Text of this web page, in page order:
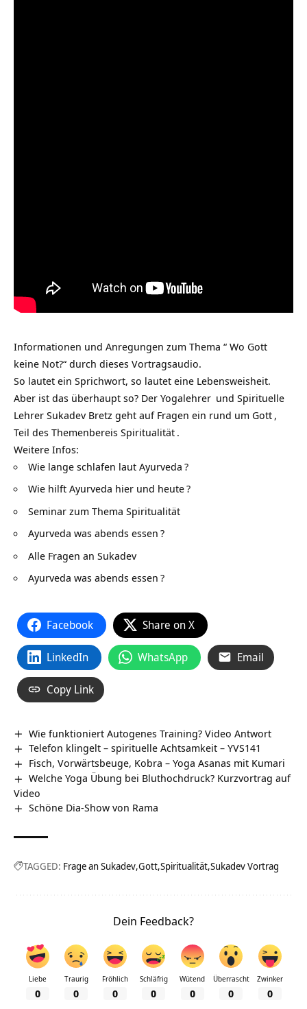
Informationen und Anregungen zum Thema “ Wo Gott
keine Not?“ durch dieses Vortragsaudio.
So lautet ein Sprichwort, so lautet eine Lebensweisheit.
Aber ist das überhaupt so? Der Yogalehrer und Spirituelle
Lehrer Sukadev Bretz geht auf Fragen ein rund um Gott ,
Teil des Themenbereis Spiritualität .
Weitere Infos:
Wie lange schlafen laut Ayurveda ?
Wie hilft Ayurveda hier und heute?
Seminar zum Thema Spiritualität
Ayurveda was abends essen ?
Alle Fragen an Sukadev
Ayurveda was abends essen ?
Facebook Share on X
LinkedIn WhatsApp Email
Copy Link
Wie funktioniert Autogenes Training? Video Antwort
Telefon klingelt – spirituelle Achtsamkeit – YVS141
Fisch, Vorwärtsbeuge, Kobra – Yoga Asanas mit Kumari
Welche Yoga Übung bei Bluthochdruck? Kurzvortrag auf
Video
Schöne Dia-Show von Rama
TAGGED: Frage an Sukadev Gott Spiritualität Sukadev Vortrag
Dein Feedback?
Liebe
0
Traurig
0
Fröhlich
0
Schläfrig
0
Wütend
0
Überrascht
0
Zwinker
0